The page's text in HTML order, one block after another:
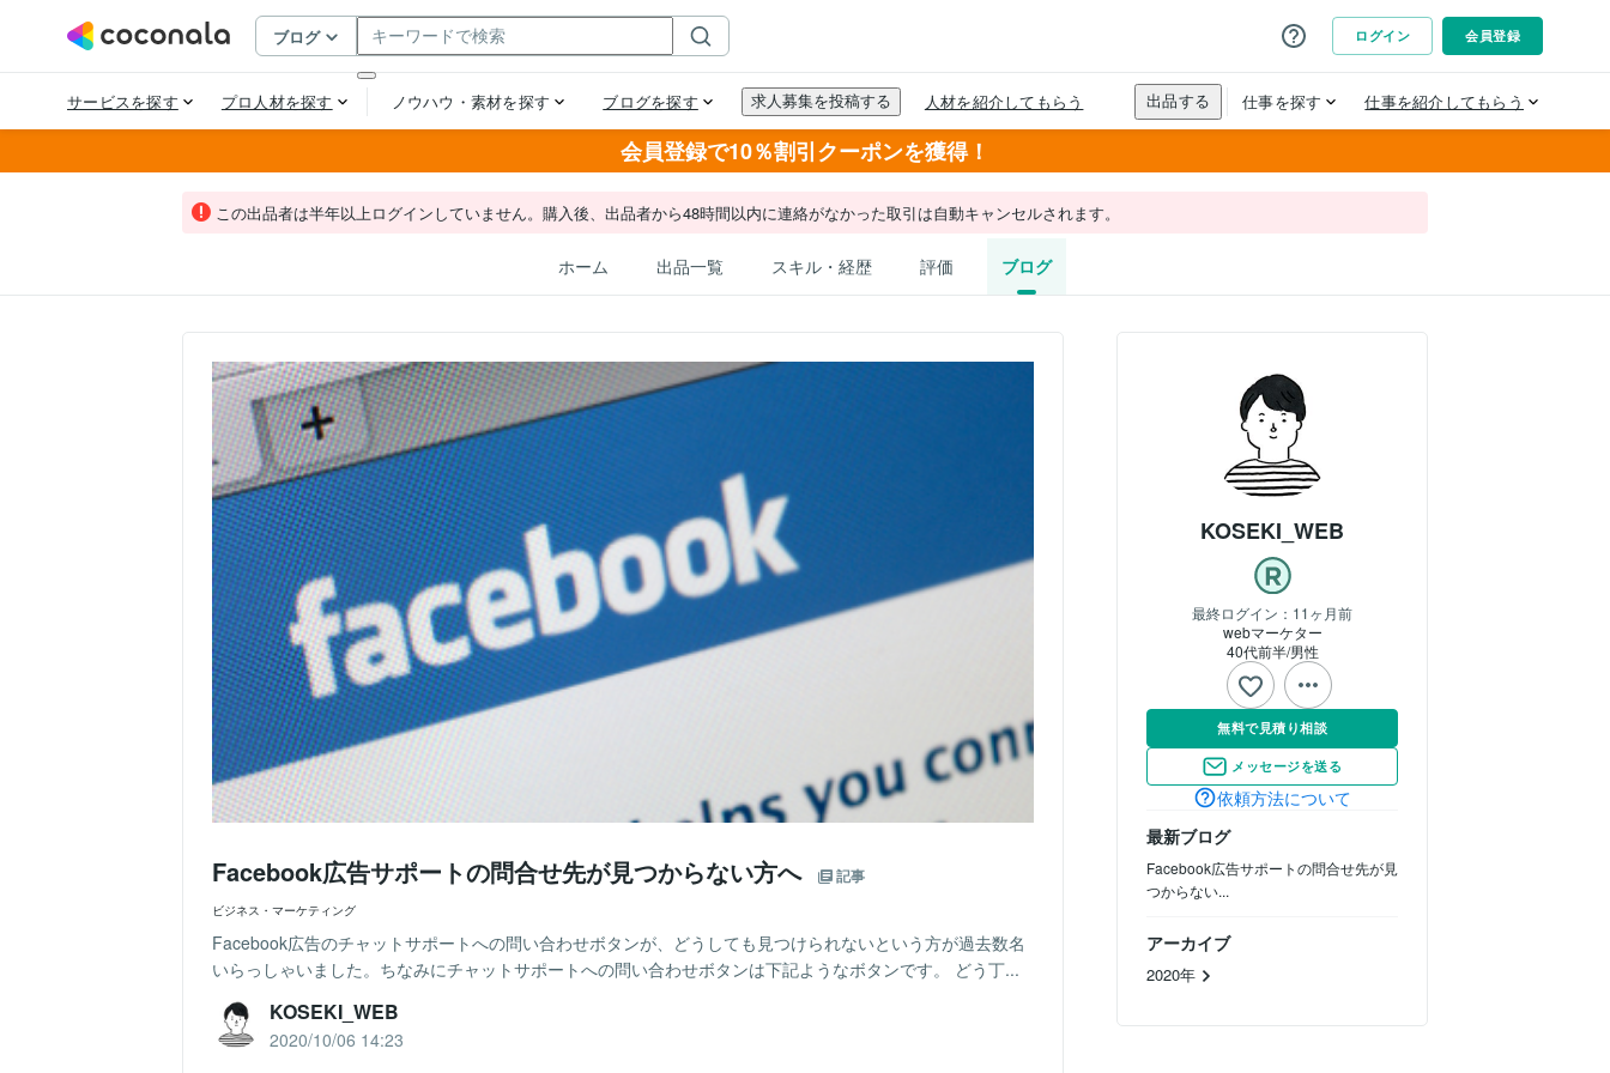
会員登録で10％割引クーポンを獲得！
この出品者は半年以上ログインしていません。購入後、出品者から48時間以内に連絡がなかった取引は自動キャンセルされます。
ホーム 出品一覧 スキル・経歴 評価 ブログ
KOSEKI_WEB
最終ログイン： 11ヶ月前
webマーケター
40代前半男性
無料で見積り相談
メッセージを送る
依頼方法について
最新ブログ
Facebook広告サポートの問合せ先が見
つからない...
アーカイブ
2020年
Facebook広告サポートの問合せ先が見つからない方へ 記事
ビジネス・マーケティング
Facebook広告のチャットサポートへの問い合わせボタンが、どうしても見つけられないという方が過去数名
いらっしゃいました。ちなみにチャットサポートへの問い合わせボタンは下記ようなボタンです。 どう丁...
KOSEKI_WEB
2020/10/06 14:23